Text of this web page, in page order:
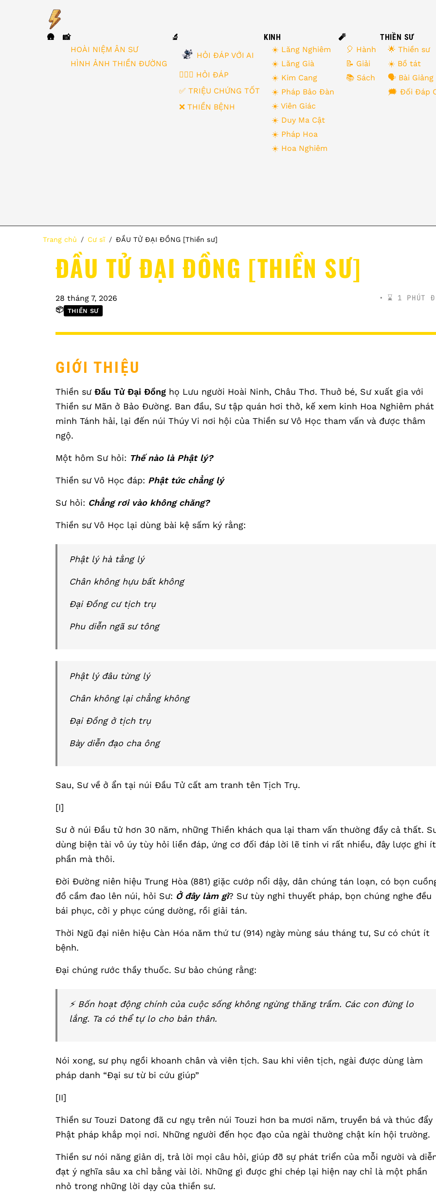
🛖
📸
HOÀI NIỆM ÂN SƯ
HÌNH ẢNH THIỀN ĐƯỜNG
🔬
HỎI ĐÁP VỚI AI
🙋🏻‍♂️ HỎI ĐÁP
✅ TRIỆU CHỨNG TỐT
❌ THIỀN BỆNH
KINH
☀️ Lăng Nghiêm
☀️ Lăng Già
☀️ Kim Cang
☀️ Pháp Bảo Đàn
☀️ Viên Giác
☀️ Duy Ma Cật
☀️ Pháp Hoa
☀️ Hoa Nghiêm
🧨
🎈 Hành
📝 Giải
📚 Sách
THIỀN SƯ
🌟 Thiền sư
☀️ Bồ tát
🗣 Bài Giảng
🗯 Đối Đáp
Trang chủ Cư sĩ ĐẦU TỬ ĐẠI ĐỒNG [Thiền sư]
ĐẦU TỬ ĐẠI ĐỒNG [THIỀN SƯ]
28 tháng 7, 2026 ⌛️ 1 PHÚT
📦 THIỀN SƯ
GIỚI THIỆU
Thiền sư Đầu Tử Đại Đồng họ Lưu người Hoài Ninh, Châu Thơ. Thuở bé, Sư xuất gia với
Thiền sư Mãn ở Bảo Đường. Ban đầu, Sư tập quán hơi thở, kế xem kinh Hoa Nghiêm phát
minh Tánh hải, lại đến núi Thúy Vi nơi hội của Thiền sư Vô Học tham vấn và được thâm
ngộ.
Một hôm Sư hỏi: Thế nào là Phật lý?
Thiền sư Vô Học đáp: Phật tức chẳng lý
Sư hỏi: Chẳng rơi vào không chăng?
Thiền sư Vô Học lại dùng bài kệ sấm ký rằng:
Phật lý hà tằng lý
Chân không hựu bất không
Đại Đồng cư tịch trụ
Phu diễn ngã sư tông
Phật lý đâu từng lý
Chân không lại chẳng không
Đại Đồng ở tịch trụ
Bày diễn đạo cha ông
Sau, Sư về ở ẩn tại núi Đầu Tử cất am tranh tên Tịch Trụ.
[I]
Sư ở núi Đầu tử hơn 30 năm, những Thiền khách qua lại tham vấn thường đầy cả thất.
dùng biện tài vô úy tùy hỏi liền đáp, ứng cơ đối đáp lời lẽ tinh vi rất nhiều, đây lược ghi ít
phần mà thôi.
Đời Đường niên hiệu Trung Hòa (881) giặc cướp nổi dậy, dân chúng tán loạn, có bọn
đồ cầm đao lên núi, hỏi Sư: Ở đây làm gì? Sư tùy nghi thuyết pháp, bọn chúng nghe đều
bái phục, cởi y phục cúng dường, rồi giải tán.
Thời Ngũ đại niên hiệu Càn Hóa năm thứ tư (914) ngày mùng sáu tháng tư, Sư có chút ít
bệnh.
Đại chúng rước thầy thuốc. Sư bảo chúng rằng:
⚡️ Bốn hoạt động chính của cuộc sống không ngừng thăng trầm. Các con đừng lo
lắng. Ta có thể tự lo cho bản thân.
Nói xong, sư phụ ngồi khoanh chân và viên tịch. Sau khi viên tịch, ngài được dùng làm
pháp danh “Đại sư từ bi cứu giúp”
[II]
Thiền sư Touzi Datong đã cư ngụ trên núi Touzi hơn ba mươi năm, truyền bá và thúc đẩy
Phật pháp khắp mọi nơi. Những người đến học đạo của ngài thường chật kín hội trường.
Thiền sư nói năng giản dị, trả lời mọi câu hỏi, giúp đỡ sự phát triển của mỗi người và
đạt ý nghĩa sâu xa chỉ bằng vài lời. Những gì được ghi chép lại hiện nay chỉ là một phần
nhỏ trong những lời dạy của thiền sư.